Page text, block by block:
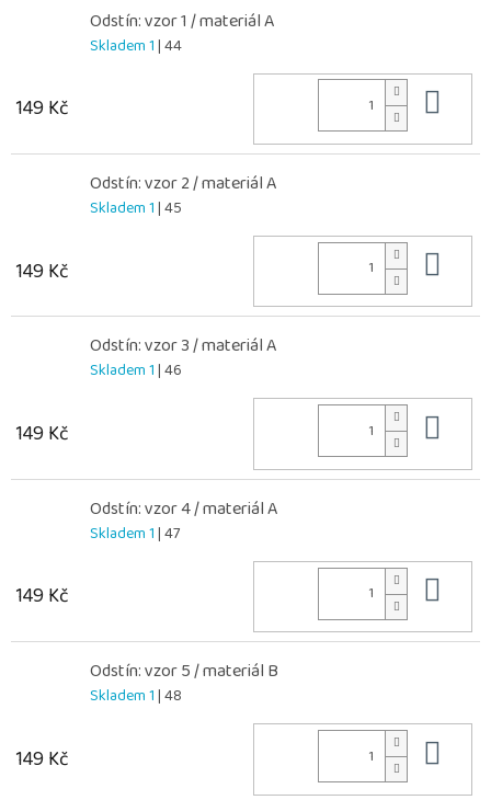
Odstín: vzor 1 / materiál A
Skladem 1| 44
149 Kč
Odstín: vzor 2 / materiál A
Skladem 1| 45
149 Kč
Odstín: vzor 3 / materiál A
Skladem 1| 46
149 Kč
Odstín: vzor 4 / materiál A
Skladem 1| 47
149 Kč
Odstín: vzor 5 / materiál B
Skladem 1| 48
149 Kč